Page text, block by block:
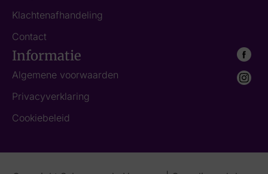
Klachtenafhandeling
Contact
Informatie
Algemene voorwaarden
Privacyverklaring
Cookiebeleid